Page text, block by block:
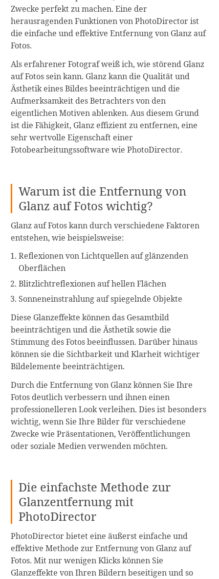
Zwecke perfekt zu machen. Eine der
herausragenden Funktionen von PhotoDirector ist
die einfache und effektive Entfernung von Glanz auf
Fotos.
Als erfahrener Fotograf weiß ich, wie störend Glanz
auf Fotos sein kann. Glanz kann die Qualität und
Ästhetik eines Bildes beeinträchtigen und die
Aufmerksamkeit des Betrachters von den
eigentlichen Motiven ablenken. Aus diesem Grund
ist die Fähigkeit, Glanz effizient zu entfernen, eine
sehr wertvolle Eigenschaft einer
Fotobearbeitungssoftware wie PhotoDirector.
Warum ist die Entfernung von
Glanz auf Fotos wichtig?
Glanz auf Fotos kann durch verschiedene Faktoren
entstehen, wie beispielsweise:
Reflexionen von Lichtquellen auf glänzenden
Oberflächen
Blitzlichtreflexionen auf hellen Flächen
Sonneneinstrahlung auf spiegelnde Objekte
Diese Glanzeffekte können das Gesamtbild
beeinträchtigen und die Ästhetik sowie die
Stimmung des Fotos beeinflussen. Darüber hinaus
können sie die Sichtbarkeit und Klarheit wichtiger
Bildelemente beeinträchtigen.
Durch die Entfernung von Glanz können Sie Ihre
Fotos deutlich verbessern und ihnen einen
professionelleren Look verleihen. Dies ist besonders
wichtig, wenn Sie Ihre Bilder für verschiedene
Zwecke wie Präsentationen, Veröffentlichungen
oder soziale Medien verwenden möchten.
Die einfachste Methode zur
Glanzentfernung mit
PhotoDirector
PhotoDirector bietet eine äußerst einfache und
effektive Methode zur Entfernung von Glanz auf
Fotos. Mit nur wenigen Klicks können Sie
Glanzeffekte von Ihren Bildern beseitigen und so